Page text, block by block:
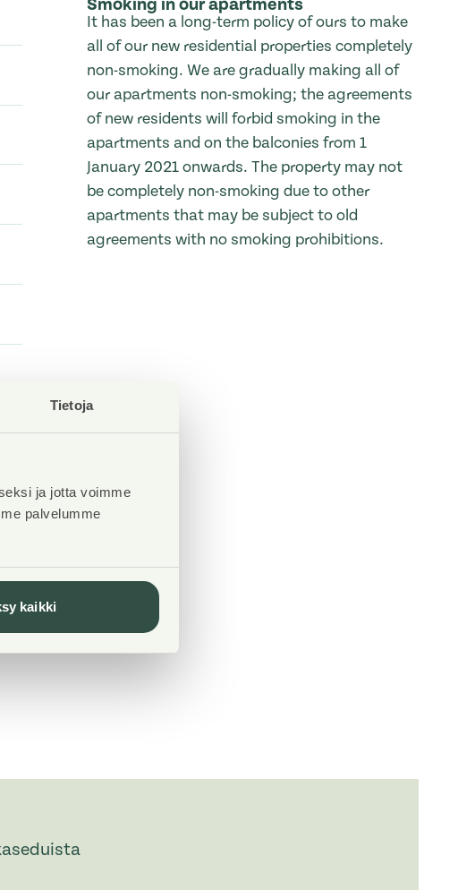
Tietoja
ja jotta voimme
palvelumme
kaikki
Smoking in our apartments
It has been a long-term policy of ours to make
all of our new residential properties completely
non-smoking. We are gradually making all of
our apartments non-smoking; the agreements
of new residents will forbid smoking in the
apartments and on the balconies from 1
January 2021 onwards. The property may not
be completely non-smoking due to other
apartments that may be subject to old
agreements with no smoking prohibitions.